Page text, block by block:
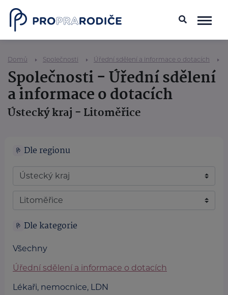
Domů Společnosti Úřední sdělení a informace o dotacích
Společnosti - Úřední sdělení
a informace o dotacích
Ústecký kraj - Litoměřice
Dle regionu
Dle kategorie
Všechny
Úřední sdělení a informace o dotacích
Lékaři, nemocnice, LDN